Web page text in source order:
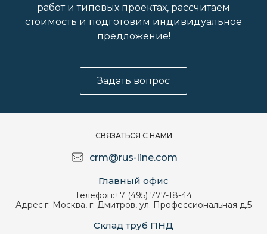
работ и типовых проектах, рассчитаем
стоимость и подготовим индивидуальное
предложение!
Задать вопрос
СВЯЗАТЬСЯ С НАМИ
crm@rus-line.com
Главный офис
Телефон:+7 (495) 777-18-44
Адрес:г. Москва, г. Дмитров, ул. Профессиональная д.5
Склад труб ПНД